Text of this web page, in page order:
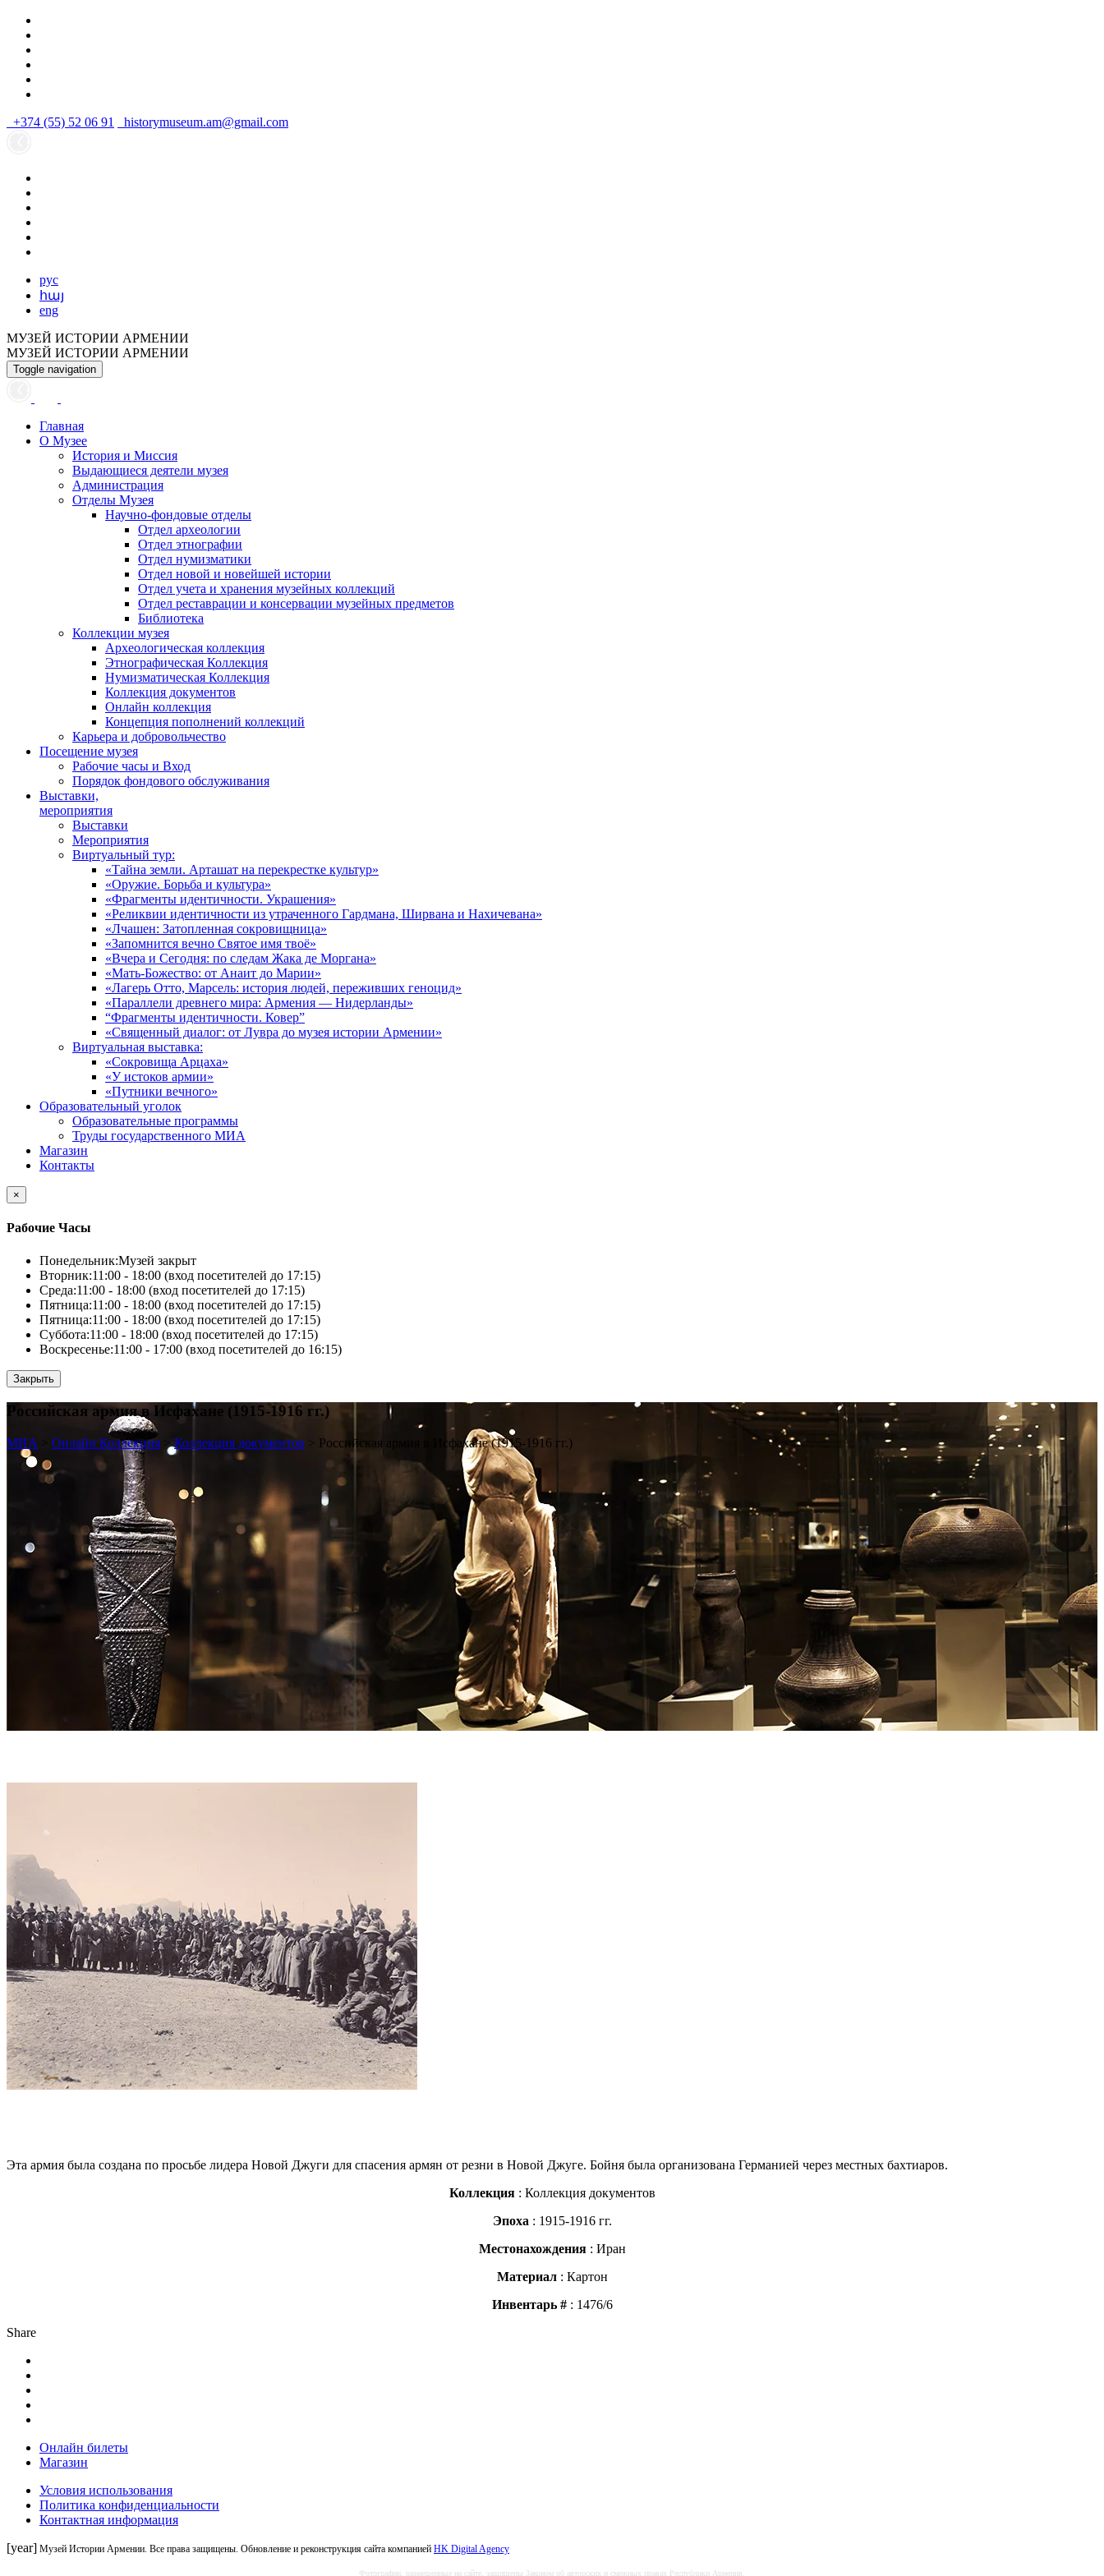
+374 (55) 52 06 91 historymuseum.am@gmail.com
рус
հայ
eng
МУЗЕЙ ИСТОРИИ АРМЕНИИ
МУЗЕЙ ИСТОРИИ АРМЕНИИ
Toggle navigation
Главная
О Музее
История и Миссия
Выдающиеся деятели музея
Администрация
Отделы Музея
Научно-фондовые отделы
Отдел археологии
Отдел этнографии
Отдел нумизматики
Отдел новой и новейшей истории
Отдел учета и хранения музейных коллекций
Отдел реставрации и консервации музейных предметов
Библиотека
Коллекции музея
Археологическая коллекция
Этнографическая Коллекция
Нумизматическая Коллекция
Коллекция документов
Онлайн коллекция
Концепция пополнений коллекций
Карьера и добровольчество
Посещение музея
Рабочие часы и Вход
Порядок фондового обслуживания
Выставки,
мероприятия
Выставки
Мероприятия
Виртуальный тур:
«Тайна земли. Арташат на перекрестке культур»
«Оружие. Борьба и культура»
«Фрагменты идентичности. Украшения»
«Реликвии идентичности из утраченного Гардмана, Ширвана и Нахичевана»
«Лчашен: Затопленная сокровищница»
«Запомнится вечно Святое имя твоё»
«Вчера и Сегодня: по следам Жака де Моргана»
«Мать-Божество: от Анаит до Марии»
«Лагерь Отто, Марсель: история людей, переживших геноцид»
«Параллели древнего мира: Армения — Нидерланды»
“Фрагменты идентичности. Ковер”
«Священный диалог: от Лувра до музея истории Армении»
Виртуальная выставка:
«Сокровища Арцаха»
«У истоков армии»
«Путники вечного»
Образовательный уголок
Образовательные программы
Труды государственного МИА
Магазин
Контакты
×
Рабочие Часы
Понедельник:Музей закрыт
Вторник:11:00 - 18:00 (вход посетителей до 17:15)
Среда:11:00 - 18:00 (вход посетителей до 17:15)
Пятница:11:00 - 18:00 (вход посетителей до 17:15)
Пятница:11:00 - 18:00 (вход посетителей до 17:15)
Суббота:11:00 - 18:00 (вход посетителей до 17:15)
Воскресенье:11:00 - 17:00 (вход посетителей до 16:15)
Закрыть
Российская армия в Исфахане (1915-1916 гг.)
МИА Онлайн Коллекция >Коллекция документов > Российская армия в Исфахане (1915-1916 гг.)
Эта армия была создана по просьбе лидера Новой Джуги для спасения армян от резни в Новой Джуге. Бойня была организована Германией через местных бахтиаров.
Коллекция: Коллекция документов
Эпоха : 1915-1916 гг.
Местонахождения: Иран
Материал: Картон
Инвентарь #: 1476/6
Share
Онлайн билеты
Магазин
Условия использования
Политика конфиденциальности
Контактная информация
[year] Музей Истории Армении. Все права защищены. Обновление и реконструкция сайта компанией HK Digital Agency
Фотографии, размещенные на сайте, защищены Законом об авторских и смежных правах Республики Армения.